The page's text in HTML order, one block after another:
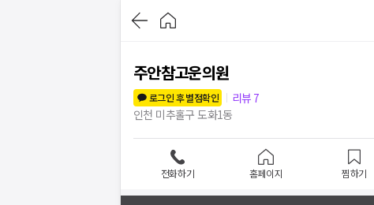
주안참고운의원
로그인 후 별점확인
리뷰 7
인천 미추홀구 도화1동
전화하기 홈페이지 찜하기